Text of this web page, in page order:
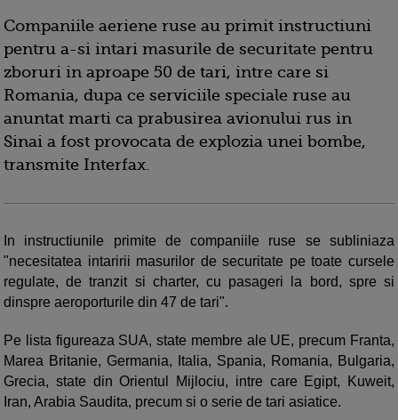
Companiile aeriene ruse au primit instructiuni
pentru a-si intari masurile de securitate pentru
zboruri in aproape 50 de tari, intre care si
Romania, dupa ce serviciile speciale ruse au
anuntat marti ca prabusirea avionului rus in
Sinai a fost provocata de explozia unei bombe,
transmite Interfax.
In instructiunile primite de companiile ruse se subliniaza
"necesitatea intaririi masurilor de securitate pe toate cursele
regulate, de tranzit si charter, cu pasageri la bord, spre si
dinspre aeroporturile din 47 de tari".
Pe lista figureaza SUA, state membre ale UE, precum Franta,
Marea Britanie, Germania, Italia, Spania, Romania, Bulgaria,
Grecia, state din Orientul Mijlociu, intre care Egipt, Kuweit,
Iran, Arabia Saudita, precum si o serie de tari asiatice.